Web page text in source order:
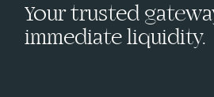
Your trusted
immediate liquidity.